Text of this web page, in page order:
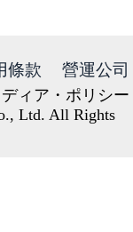
條款 營運公司
ィア・ポリシー
Ltd. All Rights